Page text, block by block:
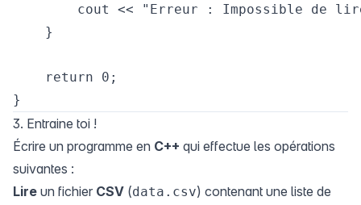
cout << "Erreur : Impossible de
    }
    return 0;
3. Entraine toi !
Écrire un programme en C++ qui effectue les opérations
suivantes :
Lire un fichier CSV (data.csv) contenant une liste de